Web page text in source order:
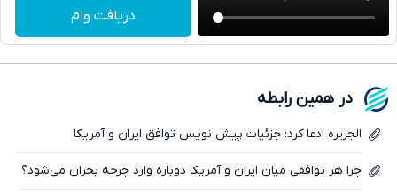
واتساپ
دریافت وام
در همین رابطه
الجزیره ادعا کرد: جزئیات پیش نویس توافق ایران و آمریکا
چرا هر توافقی میان ایران و آمریکا دوباره وارد چرخه بحران می‌شود؟